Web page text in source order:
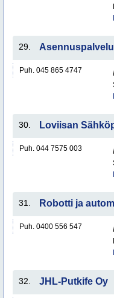
29.
Puh. 045 865 4747
30. Loviisan
Puh. 044 7575 003
31. Robotti ja
Puh. 0400 556 547
32. JHL-Putkife Oy